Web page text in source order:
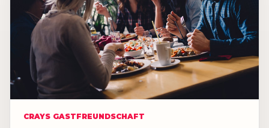
CRAYS GASTFREUNDSCHAFT